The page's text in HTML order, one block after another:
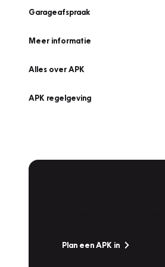
Garageafspraak
Meer informatie
Alles over APK
APK regelgeving
Plan een APK in